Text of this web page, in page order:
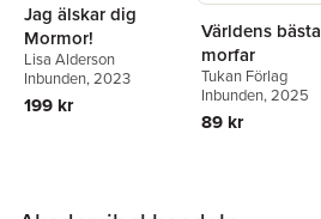
Jag älskar dig
Mormor!
Lisa Alderson
Inbunden, 2023
199 kr
Världens bästa
morfar
Tukan Förlag
Inbunden, 2025
89 kr